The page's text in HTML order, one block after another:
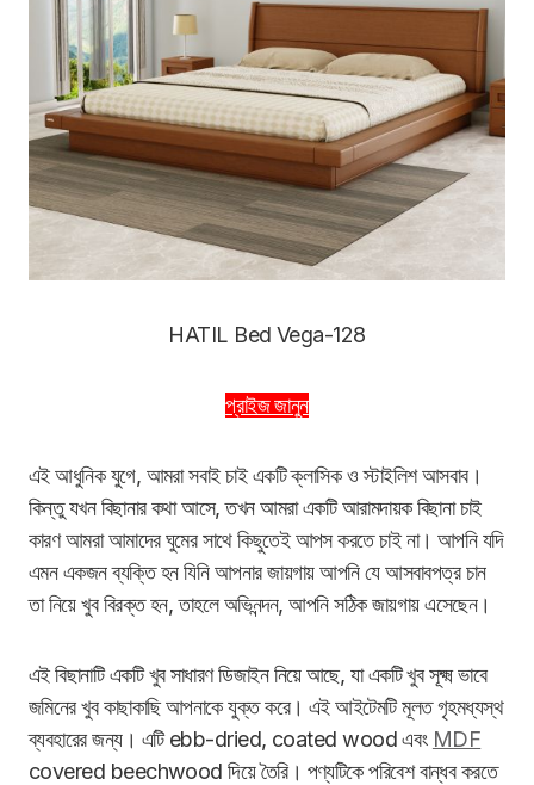
HATIL Bed Vega-128
প্রাইজ জানুন
এই আধুনিক যুগে, আমরা সবাই চাই একটি ক্লাসিক ও স্টাইলিশ আসবাব।
কিন্তু যখন বিছানার কথা আসে, তখন আমরা একটি আরামদায়ক বিছানা চাই
কারণ আমরা আমাদের ঘুমের সাথে কিছুতেই আপস করতে চাই না। আপনি যদি
এমন একজন ব্যক্তি হন যিনি আপনার জায়গায় আপনি যে আসবাবপত্র চান
তা নিয়ে খুব বিরক্ত হন, তাহলে অভিনন্দন, আপনি সঠিক জায়গায় এসেছেন।
এই বিছানাটি একটি খুব সাধারণ ডিজাইন নিয়ে আছে, যা একটি খুব সূক্ষ্ম ভাবে
জমিনের খুব কাছাকাছি আপনাকে যুক্ত করে। এই আইটেমটি মূলত গৃহমধ্যস্থ
ব্যবহারের জন্য। এটি ebb-dried, coated wood এবং MDF
covered beechwood দিয়ে তৈরি। পণ্যটিকে পরিবেশ বান্ধব করতে